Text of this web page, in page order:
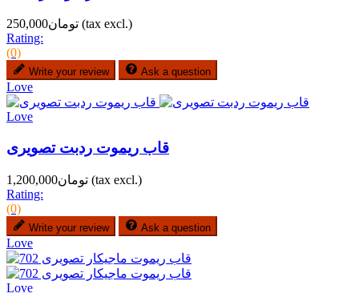
تومان250,000 (tax excl.)
Rating:
(0)
Write your review Ask a question
Love
Love
قاب ریموت ردبت تصویری
تومان1,200,000 (tax excl.)
Rating:
(0)
Write your review Ask a question
Love
Love